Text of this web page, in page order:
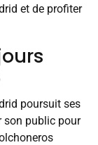
et de profiter
poursuit ses
son public pour